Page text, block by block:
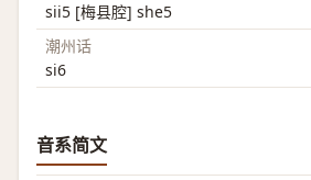
sii5 [梅县腔] she5
潮州话
si6
音系简文